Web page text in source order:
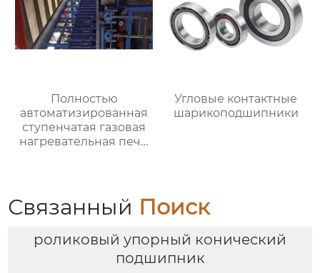
Полностью
автоматизированная
ступенчатая газовая
нагревательная печь,
нагревательная печь
для ковки
Угловые контактные
шарикоподшипники
Связанный Поиск
роликовый упорный конический
подшипник